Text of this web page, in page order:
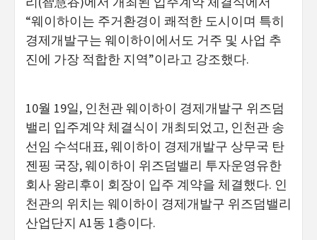
“웨이하이는 주거환경이 쾌적한 도시이며 특히
경제개발구는 웨이하이에서도 거주 및 사업 추
진에 가장 적합한 지역”이라고 강조했다.
10월 19일, 인천관 웨이하이 경제개발구 위즈덤
밸리 입주계약 체결식이 개최되었고, 인천관 송
선임 수석대표, 웨이하이 경제개발구 상무국 탄
젠핑 국장, 웨이하이 위즈덤밸리 투자운영유한
회사 왕리후이 회장이 입주 계약을 체결했다. 인
천관의 위치는 웨이하이 경제개발구 위즈덤밸리
산업단지 A1동 1층이다.